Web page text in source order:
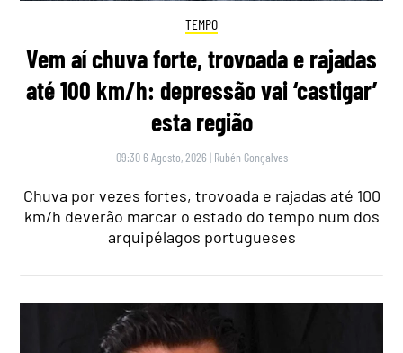
TEMPO
Vem aí chuva forte, trovoada e rajadas
até 100 km/h: depressão vai ‘castigar’
esta região
09:30 6 Agosto, 2026 | Rubén Gonçalves
Chuva por vezes fortes, trovoada e rajadas até 100
km/h deverão marcar o estado do tempo num dos
arquipélagos portugueses